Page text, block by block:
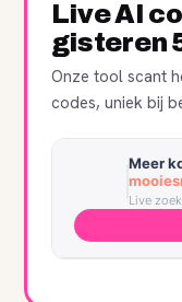
Live AI
gisteren
Onze tool scant
codes, uniek bij
Meer
Live